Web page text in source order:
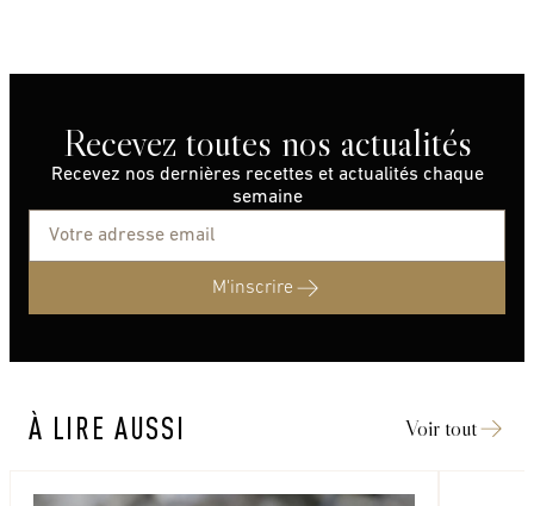
Recevez toutes nos actualités
Recevez nos dernières recettes et actualités chaque
semaine
M'inscrire
À LIRE AUSSI Voir tout